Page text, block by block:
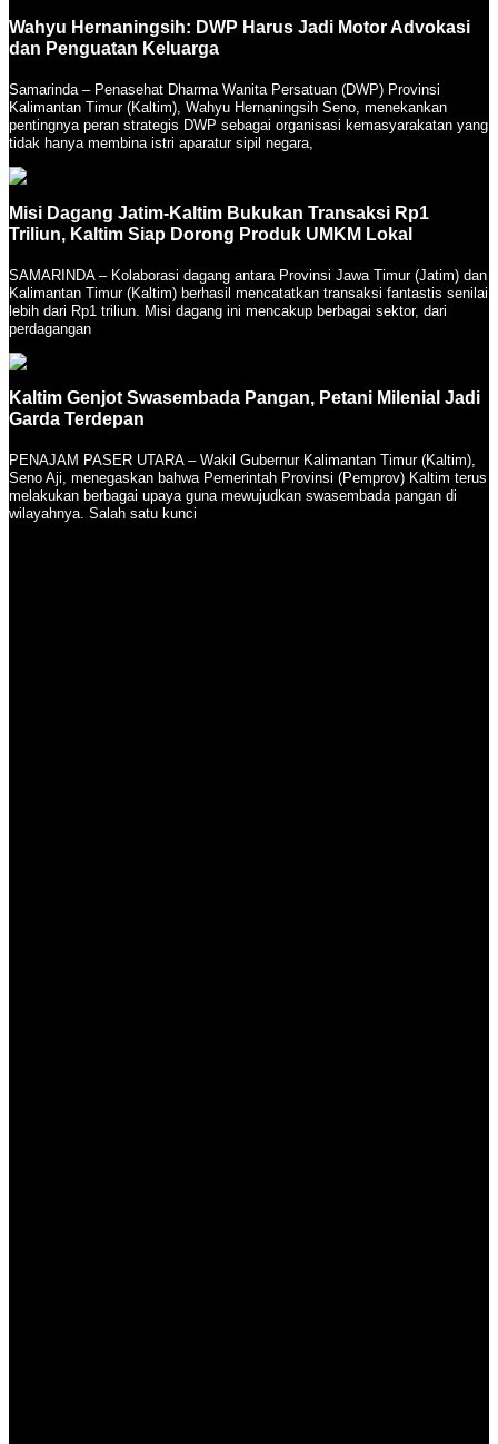
Wahyu Hernaningsih: DWP Harus Jadi Motor Advokasi
dan Penguatan Keluarga
Samarinda – Penasehat Dharma Wanita Persatuan (DWP) Provinsi
Kalimantan Timur (Kaltim), Wahyu Hernaningsih Seno, menekankan
pentingnya peran strategis DWP sebagai organisasi kemasyarakatan yang
tidak hanya membina istri aparatur sipil negara,
Misi Dagang Jatim-Kaltim Bukukan Transaksi Rp1
Triliun, Kaltim Siap Dorong Produk UMKM Lokal
SAMARINDA – Kolaborasi dagang antara Provinsi Jawa Timur (Jatim) dan
Kalimantan Timur (Kaltim) berhasil mencatatkan transaksi fantastis senilai
lebih dari Rp1 triliun. Misi dagang ini mencakup berbagai sektor, dari
perdagangan
Kaltim Genjot Swasembada Pangan, Petani Milenial Jadi
Garda Terdepan
PENAJAM PASER UTARA – Wakil Gubernur Kalimantan Timur (Kaltim),
Seno Aji, menegaskan bahwa Pemerintah Provinsi (Pemprov) Kaltim terus
melakukan berbagai upaya guna mewujudkan swasembada pangan di
wilayahnya. Salah satu kunci